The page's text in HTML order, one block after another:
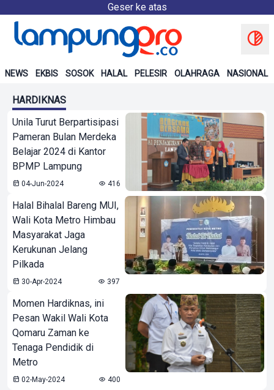
Geser ke atas
NEWS EKBIS SOSOK HALAL PELESIR OLAHRAGA NASIONAL
HARDIKNAS
Unila Turut Berpartisipasi
Pameran Bulan Merdeka
Belajar 2024 di Kantor
BPMP Lampung
04-Jun-2024 416
Halal Bihalal Bareng MUI,
Wali Kota Metro Himbau
Masyarakat Jaga
Kerukunan Jelang
Pilkada
30-Apr-2024 397
Momen Hardiknas, ini
Pesan Wakil Wali Kota
Qomaru Zaman ke
Tenaga Pendidik di
Metro
02-May-2024 400